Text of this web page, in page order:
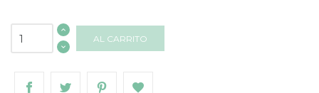
AL CARRITO